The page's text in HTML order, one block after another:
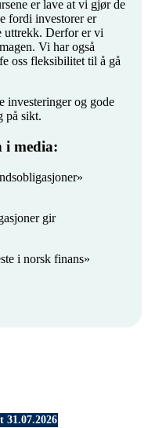
er lave at vi gjør de
fordi investorer er
uttrekk. Derfor er vi
Vi har også
oss fleksibilitet til å gå
investeringer og gode
på sikt.
i media:
gir
i norsk finans»
31.07.2026